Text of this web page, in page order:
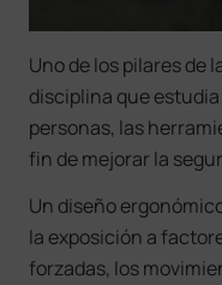
Uno de los pilares de
disciplina que
personas, las
fin de mejorar la
Un diseño
la exposición a
forzadas, los